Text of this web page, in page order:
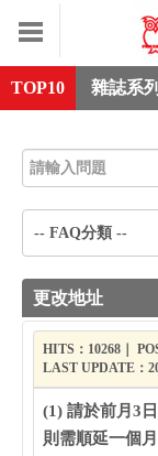
TOP10 雜誌系列
更改地址
HITS：10268｜
LAST UPDATE：
(1) 請於前月3
則需順延一個